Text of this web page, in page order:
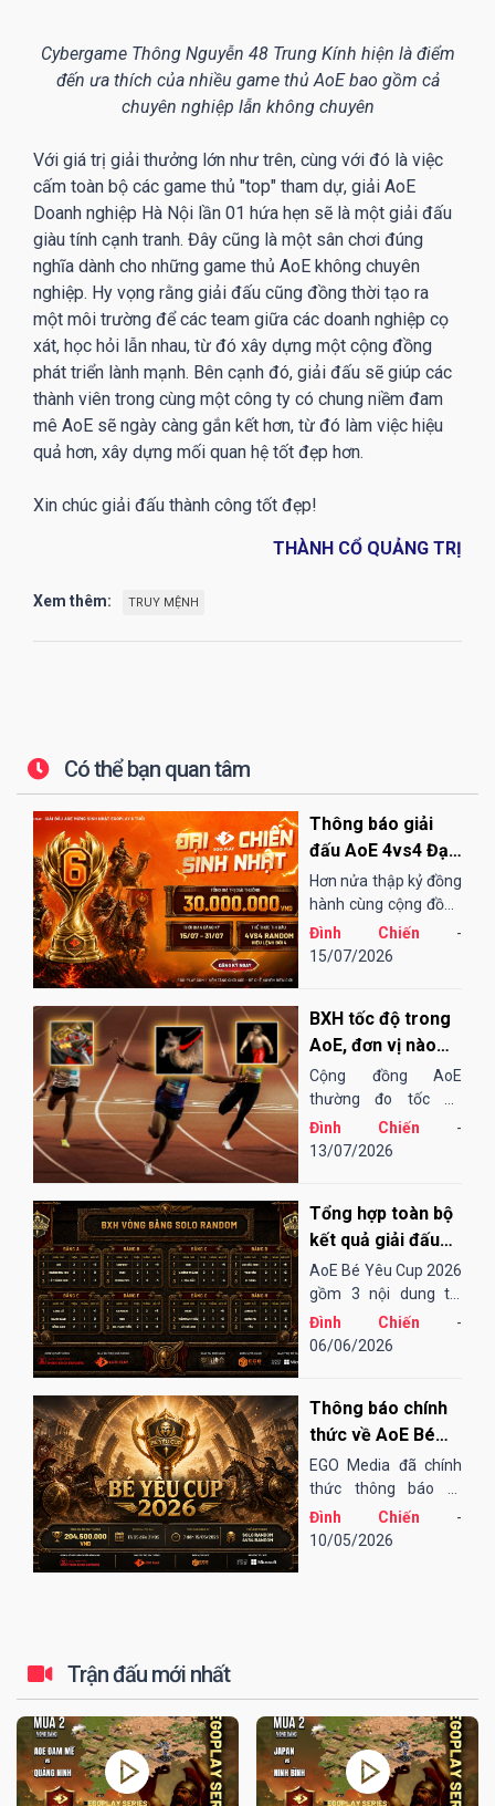
Cybergame Thông Nguyễn 48 Trung Kính hiện là điểm
đến ưa thích của nhiều game thủ AoE bao gồm cả
chuyên nghiệp lẫn không chuyên
Với giá trị giải thưởng lớn như trên, cùng với đó là việc
cấm toàn bộ các game thủ "top" tham dự, giải AoE
Doanh nghiệp Hà Nội lần 01 hứa hẹn sẽ là một giải đấu
giàu tính cạnh tranh. Đây cũng là một sân chơi đúng
nghĩa dành cho những game thủ AoE không chuyên
nghiệp. Hy vọng rằng giải đấu cũng đồng thời tạo ra
một môi trường để các team giữa các doanh nghiệp cọ
xát, học hỏi lẫn nhau, từ đó xây dựng một cộng đồng
phát triển lành mạnh. Bên cạnh đó, giải đấu sẽ giúp các
thành viên trong cùng một công ty có chung niềm đam
mê AoE sẽ ngày càng gắn kết hơn, từ đó làm việc hiệu
quả hơn, xây dựng mối quan hệ tốt đẹp hơn.
Xin chúc giải đấu thành công tốt đẹp!
THÀNH CỔ QUẢNG TRỊ
Xem thêm: TRUY MỆNH
Có thể bạn quan tâm
Thông báo giải
đấu AoE 4vs4 Đại
Chiến Sinh Nhật
EGOPLAY
Hơn nửa thập kỷ đồng
hành cùng cộng đồng
AoE Việt Nam,
EGOPLAY đã không
sân chơi...
Đình Chiến -
15/07/2026
BXH tốc độ trong
AoE, đơn vị nào
"chạy" nhanh
nhất?
Cộng đồng AoE
thường đo tốc độ
chạy của các đơn vị
bằng cảm tính hoặc
song đôi khi lại không
thu hoạch được...
Đình Chiến -
13/07/2026
Tổng hợp toàn bộ
kết quả giải đấu
AoE Bé Yêu Cup
2026
AoE Bé Yêu Cup 2026
gồm 3 nội dung thi
đấu: Solo Random,
Solo Shang và 4vs4
Online qua nền tảng
EGOPLAY, các trận
bán kết và chung...
Đình Chiến -
06/06/2026
Thông báo chính
thức về AoE Bé
Yêu Cup 2026
EGO Media đã chính
thức thông báo tổ
chức giải đấu AoE Bé
Yêu Cup 2026 (lần
Đình Chiến -
10/05/2026
Trận đấu mới nhất